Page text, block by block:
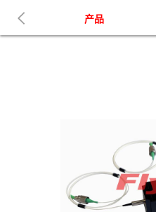
产品